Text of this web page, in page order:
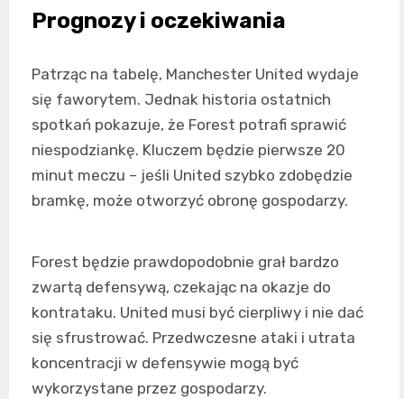
Prognozy i oczekiwania
Patrząc na tabelę, Manchester United wydaje
się faworytem. Jednak historia ostatnich
spotkań pokazuje, że Forest potrafi sprawić
niespodziankę. Kluczem będzie pierwsze 20
minut meczu – jeśli United szybko zdobędzie
bramkę, może otworzyć obronę gospodarzy.
Forest będzie prawdopodobnie grał bardzo
zwartą defensywą, czekając na okazje do
kontrataku. United musi być cierpliwy i nie dać
się sfrustrować. Przedwczesne ataki i utrata
koncentracji w defensywie mogą być
wykorzystane przez gospodarzy.